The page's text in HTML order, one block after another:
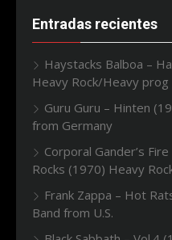
Entradas recientes
Haystacks Balboa –
Heavy Rock/Heavy prog
Guru Guru – Hinten
from Germany
Corporal Gander’s
Rocks (1970) Heavy
Frank Zappa – Hot
Band from U.S.